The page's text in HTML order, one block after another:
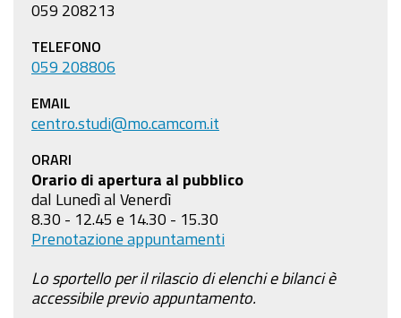
059 208213
TELEFONO
059 208806
EMAIL
centro.studi@mo.camcom.it
ORARI
Orario di apertura al pubblico
dal Lunedì al Venerdì
8.30 - 12.45 e 14.30 - 15.30
Prenotazione appuntamenti
Lo sportello per il rilascio di elenchi e bilanci è
accessibile previo appuntamento.